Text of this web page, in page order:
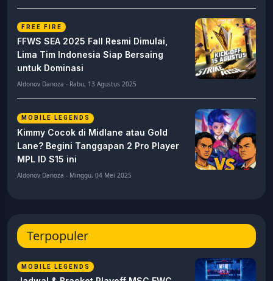
FREE FIRE
FFWS SEA 2025 Fall Resmi Dimulai,
Lima Tim Indonesia Siap Bersaing
untuk Dominasi
Aldonov Danoza - Rabu, 13 Agustus 2025
MOBILE LEGENDS
Kimmy Cocok di Midlane atau Gold
Lane? Begini Tanggapan 2 Pro Player
MPL ID S15 ini
Aldonov Danoza - Minggu, 04 Mei 2025
Terpopuler
MOBILE LEGENDS